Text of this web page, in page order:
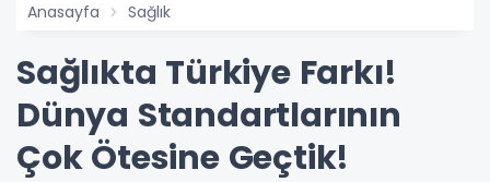
Anasayfa Sağlık
Sağlıkta Türkiye Farkı!
Dünya Standartlarının
Çok Ötesine Geçtik!